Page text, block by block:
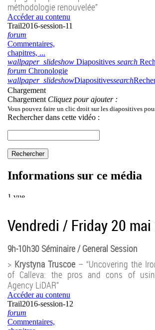
méthodologie renouvelée”
Vendredi / Friday 20
9h-10h30 Séminaire / General Session
> Krystyna Truscoe – “Uncovering the
of Calleva: the pros and cons of
Agency LiDAR”